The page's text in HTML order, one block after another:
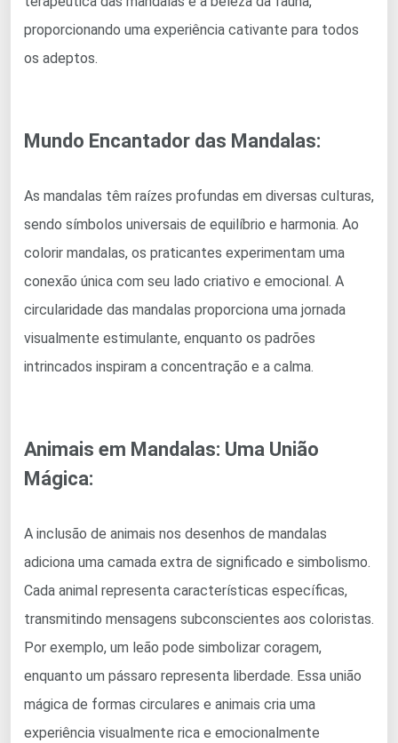
proporcionando uma experiência cativante para todos
os adeptos.
Mundo Encantador das Mandalas:
As mandalas têm raízes profundas em diversas culturas,
sendo símbolos universais de equilíbrio e harmonia. Ao
colorir mandalas, os praticantes experimentam uma
conexão única com seu lado criativo e emocional. A
circularidade das mandalas proporciona uma jornada
visualmente estimulante, enquanto os padrões
intrincados inspiram a concentração e a calma.
Animais em Mandalas: Uma União
Mágica:
A inclusão de animais nos desenhos de mandalas
adiciona uma camada extra de significado e simbolismo.
Cada animal representa características específicas,
transmitindo mensagens subconscientes aos coloristas.
Por exemplo, um leão pode simbolizar coragem,
enquanto um pássaro representa liberdade. Essa união
mágica de formas circulares e animais cria uma
experiência visualmente rica e emocionalmente